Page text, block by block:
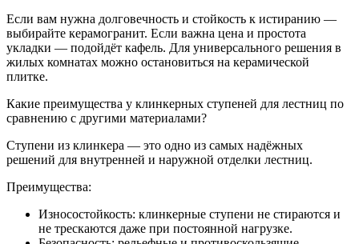
Если вам нужна долговечность и стойкость к истиранию —
выбирайте керамогранит. Если важна цена и простота
укладки — подойдёт кафель. Для универсального решения в
жилых комнатах можно остановиться на керамической
плитке.
Какие преимущества у клинкерных ступеней для лестниц по
сравнению с другими материалами?
Ступени из клинкера — это одно из самых надёжных
решений для внутренней и наружной отделки лестниц.
Преимущества:
Износостойкость: клинкерные ступени не стираются и
не трескаются даже при постоянной нагрузке.